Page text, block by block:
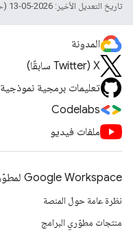
تاريخ التعديل الأخير: 2026-05-13 (حسب التوقيت العالمي المتفَّق عليه)
المدونة
‫X ‏(Twitter سابقًا)
تعليمات برمجية نموذجية
Codelabs
ملفات فيديو
Google Workspace لمطوّري البرامج
نظرة عامة حول المنصة
منتجات مطوّري البرامج